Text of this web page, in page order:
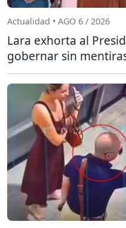
Actualidad • AGO 6 / 2026
Lara exhorta al
gobernar sin